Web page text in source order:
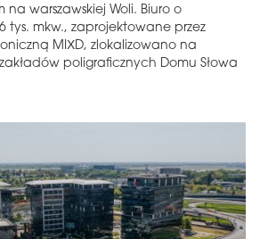
na warszawskiej Woli. Biuro o
tys. mkw., zaprojektowane przez
MIXD, zlokalizowano na
poligraficznych Domu Słowa